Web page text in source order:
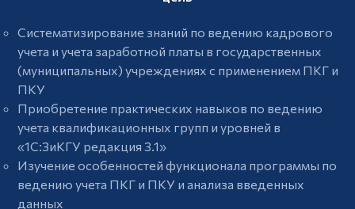
центре
Преподаватели
Отзывы
учеников
Сведения
об
образовательной
организации
Систематизирование знаний по ведению кадрового
учета и учета заработной платы в государственных
(муниципальных) учреждениях с применением ПКГ и
ПКУ
Приобретение практических навыков по ведению
учета квалификационных групп и уровней в
«1C:ЗиКГУ редакция 3.1»
Изучение особенностей функционала программы по
ведению учета ПКГ и ПКУ и анализа введенных
данных